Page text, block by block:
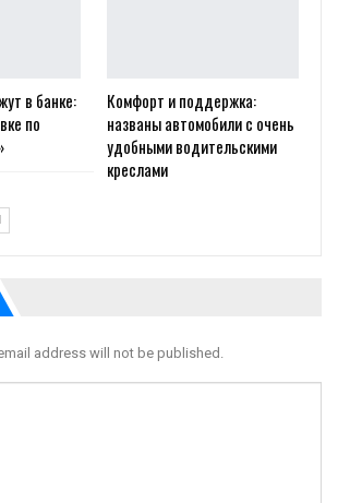
в банке:
по
Комфорт и поддержка:
названы автомобили с очень
удобными водительскими
креслами
address will not be published.